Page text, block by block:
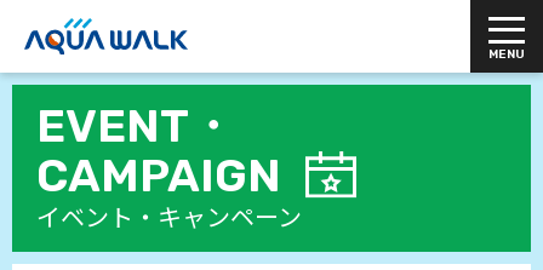
EVENT・
CAMPAIGN
イベント・キャンペーン